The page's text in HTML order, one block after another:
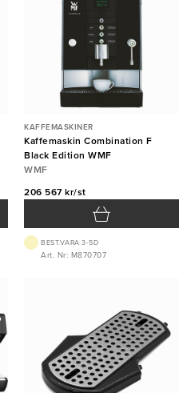
KAFFEMASKINER
Kaffemaskin Combination F
Black Edition WMF
WMF
206 567 kr/st
BEST.VARA 3-5D
Art. Nr: M870707